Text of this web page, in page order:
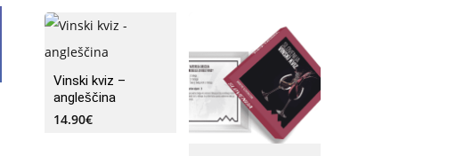
Vinski kviz –
angleščina
14.90€